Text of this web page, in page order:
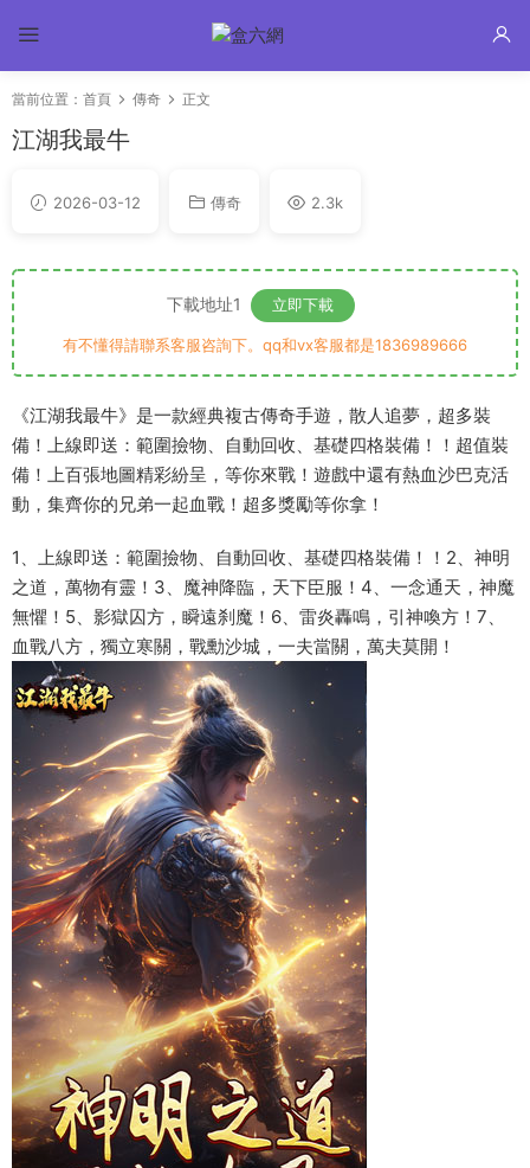
當前位置： 首頁 傳奇 正文
江湖我最牛
2026-03-12 傳奇 2.3k
下載地址1 立即下載
有不懂得請聯系客服咨詢下。qq和vx客服都是1836989666
《江湖我最牛》是一款經典複古傳奇手遊，散人追夢，超多裝
備！上線即送：範圍撿物、自動回收、基礎四格裝備！！超值裝
備！上百張地圖精彩紛呈，等你來戰！遊戲中還有熱血沙巴克活
動，集齊你的兄弟一起血戰！超多獎勵等你拿！
1、上線即送：範圍撿物、自動回收、基礎四格裝備！！2、神明
之道，萬物有靈！3、魔神降臨，天下臣服！4、一念通天，神魔
無懼！5、影獄囚方，瞬遠刹魔！6、雷炎轟鳴，引神喚方！7、
血戰八方，獨立寒關，戰勳沙城，一夫當關，萬夫莫開！